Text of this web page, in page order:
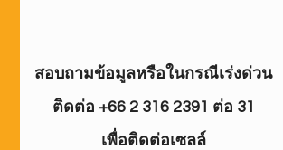
สอบถามข้อมูลหรือในกรณีเร่งด่วน
ติดต่อ +66 2 316 2391 ต่อ 31
เพื่อติดต่อเซลล์